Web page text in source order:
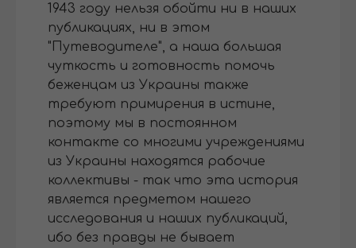
1943 году нельзя обойти ни в наших
публикациях, ни в этом
"Путеводителе", а наша большая
чуткость и готовность помочь
беженцам из Украины также
требуют примирения в истине,
поэтому мы в постоянном
контакте со многими учреждениями
из Украины находятся рабочие
коллективы - так что эта история
является предметом нашего
исследования и наших публикаций,
ибо без правды не бывает